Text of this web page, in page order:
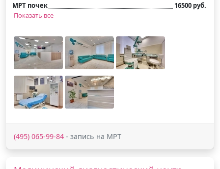
МРТ почек
16500 руб.
Показать все
(495) 065-99-84 - запись на МРТ